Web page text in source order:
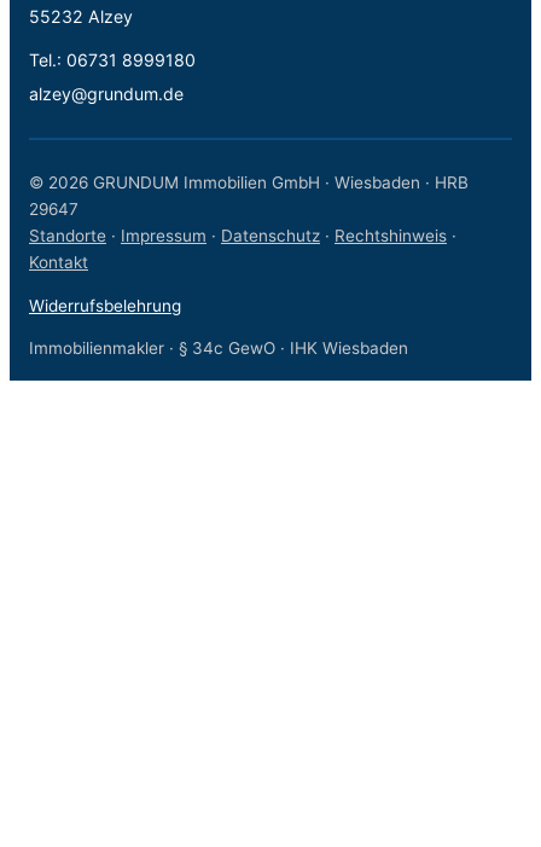
55232 Alzey
Tel.: 06731 8999180
alzey@grundum.de
© 2026 GRUNDUM Immobilien GmbH · Wiesbaden · HRB
29647
Standorte · Impressum · Datenschutz · Rechtshinweis ·
Kontakt
Widerrufsbelehrung
Immobilienmakler · § 34c GewO · IHK Wiesbaden